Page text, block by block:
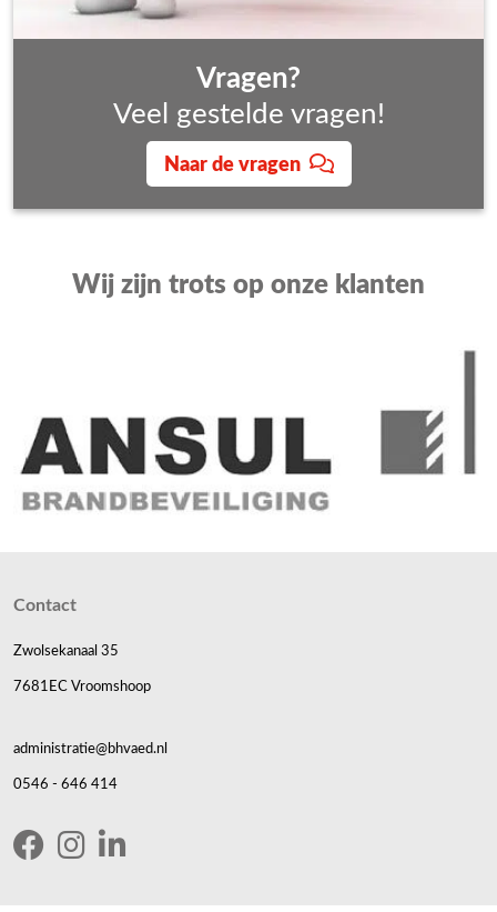
Vragen?
Veel gestelde vragen!
Naar de vragen
Wij zijn trots op onze klanten
Contact
Zwolsekanaal 35
7681EC Vroomshoop
administratie@bhvaed.nl
0546 - 646 414